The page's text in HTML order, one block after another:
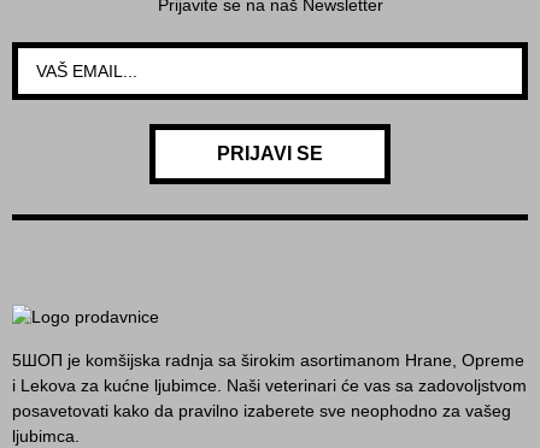
Prijavite se na naš Newsletter
PRIJAVI SE
5ШОП je komšijska radnja sa širokim asortimanom Hrane, Opreme
i Lekova za kućne ljubimce. Naši veterinari će vas sa zadovoljstvom
posavetovati kako da pravilno izaberete sve neophodno za vašeg
ljubimca.